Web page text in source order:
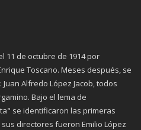
11 de octubre de 1914 por
Toscano. Meses después, se
Alfredo López Jacob, todos
Bajo el lema de
se identificaron las primeras
directores fueron Emilio López